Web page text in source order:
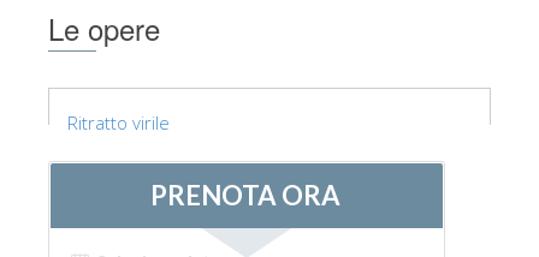
Le opere
Ritratto virile